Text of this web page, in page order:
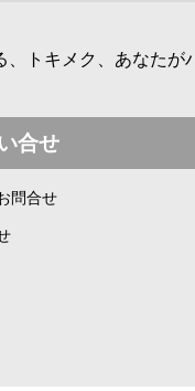
、トキメク、あなたが
合せ
問合せ